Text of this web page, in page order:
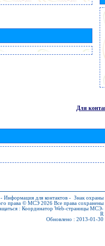
Для
- Информация для контактов - Знак охраны
права © МСЭ 2026 Все права сохранены
: Координатор Web-страницы МСЭ-
R
Обновлено : 2013-01-30